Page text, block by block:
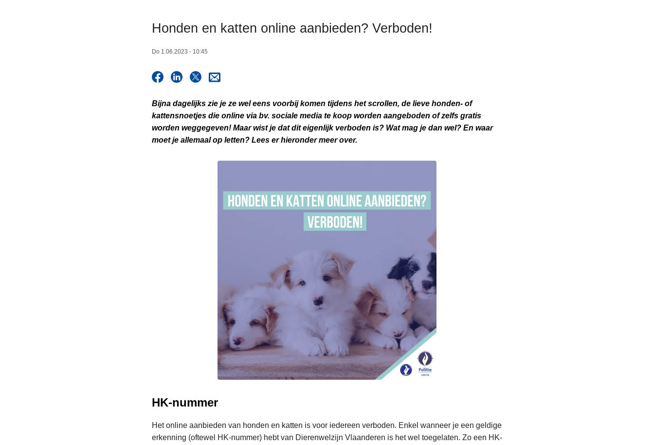
Honden en katten online aanbieden? Verboden!
Do 1.06.2023 - 10:45
Bijna dagelijks zie je ze wel eens voorbij komen tijdens het scrollen, de lieve honden- of
kattensnoetjes die online via bv. sociale media te koop worden aangeboden of zelfs gratis
worden weggegeven! Maar wist je dat dit eigenlijk verboden is? Wat mag je dan wel? En waar
moet je allemaal op letten? Lees er hieronder meer over.
HK-nummer
Het online aanbieden van honden en katten is voor iedereen verboden. Enkel wanneer je een geldige
erkenning (oftewel HK-nummer) hebt van Dierenwelzijn Vlaanderen is het wel toegelaten. Zo een HK-